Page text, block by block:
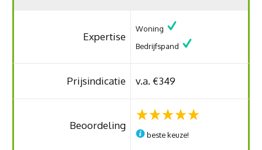
Expertise
Woning
Bedrijfspand
Prijsindicatie v.a. €349
Beoordeling
beste keuze!